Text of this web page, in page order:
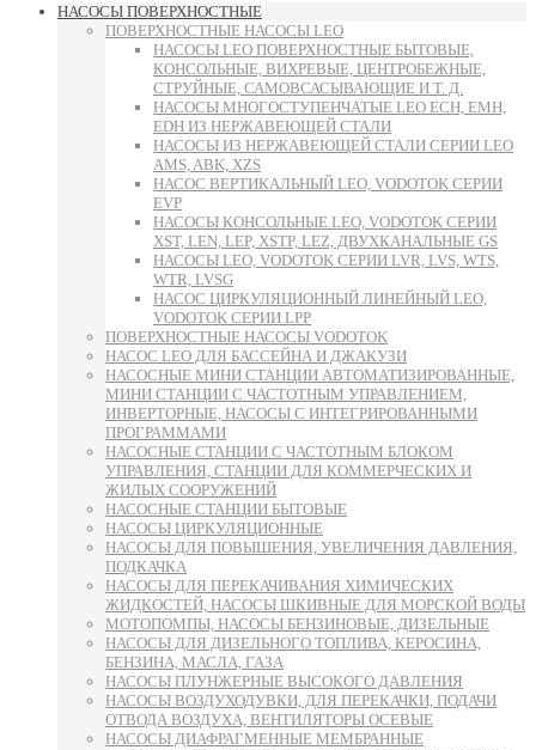
НАСОСЫ ПОВЕРХНОСТНЫЕ
ПОВЕРХНОСТНЫЕ НАСОСЫ LEO
НАСОСЫ LEO ПОВЕРХНОСТНЫЕ БЫТОВЫЕ,
КОНСОЛЬНЫЕ, ВИХРЕВЫЕ, ЦЕНТРОБЕЖНЫЕ,
СТРУЙНЫЕ, САМОВСАСЫВАЮЩИЕ И Т. Д.
НАСОСЫ МНОГОСТУПЕНЧАТЫЕ LEO ECH, EMH,
EDH ИЗ НЕРЖАВЕЮЩЕЙ СТАЛИ
НАСОСЫ ИЗ НЕРЖАВЕЮЩЕЙ СТАЛИ СЕРИИ LEO
AMS, ABK, XZS
НАСОС ВЕРТИКАЛЬНЫЙ LEO, VODOTOK СЕРИИ
EVP
НАСОСЫ КОНСОЛЬНЫЕ LEO, VODOTOK СЕРИИ
XST, LEN, LEP, XSTP, LEZ, ДВУХКАНАЛЬНЫЕ GS
НАСОСЫ LEO, VODOTOK СЕРИИ LVR, LVS, WTS,
WTR, LVSG
НАСОС ЦИРКУЛЯЦИОННЫЙ ЛИНЕЙНЫЙ LEO,
VODOTOK СЕРИИ LPP
ПОВЕРХНОСТНЫЕ НАСОСЫ VODOTOK
НАСОС LEO ДЛЯ БАССЕЙНА И ДЖАКУЗИ
НАСОСНЫЕ МИНИ СТАНЦИИ АВТОМАТИЗИРОВАННЫЕ,
МИНИ СТАНЦИИ С ЧАСТОТНЫМ УПРАВЛЕНИЕМ,
ИНВЕРТОРНЫЕ, НАСОСЫ С ИНТЕГРИРОВАННЫМИ
ПРОГРАММАМИ
НАСОСНЫЕ СТАНЦИИ С ЧАСТОТНЫМ БЛОКОМ
УПРАВЛЕНИЯ, СТАНЦИИ ДЛЯ КОММЕРЧЕСКИХ И
ЖИЛЫХ СООРУЖЕНИЙ
НАСОСНЫЕ СТАНЦИИ БЫТОВЫЕ
НАСОСЫ ЦИРКУЛЯЦИОННЫЕ
НАСОСЫ ДЛЯ ПОВЫШЕНИЯ, УВЕЛИЧЕНИЯ ДАВЛЕНИЯ,
ПОДКАЧКА
НАСОСЫ ДЛЯ ПЕРЕКАЧИВАНИЯ ХИМИЧЕСКИХ
ЖИДКОСТЕЙ, НАСОСЫ ШКИВНЫЕ ДЛЯ МОРСКОЙ ВОДЫ
МОТОПОМПЫ, НАСОСЫ БЕНЗИНОВЫЕ, ДИЗЕЛЬНЫЕ
НАСОСЫ ДЛЯ ДИЗЕЛЬНОГО ТОПЛИВА, КЕРОСИНА,
БЕНЗИНА, МАСЛА, ГАЗА
НАСОСЫ ПЛУНЖЕРНЫЕ ВЫСОКОГО ДАВЛЕНИЯ
НАСОСЫ ВОЗДУХОДУВКИ, ДЛЯ ПЕРЕКАЧКИ, ПОДАЧИ
ОТВОДА ВОЗДУХА, ВЕНТИЛЯТОРЫ ОСЕВЫЕ
НАСОСЫ ДИАФРАГМЕННЫЕ МЕМБРАННЫЕ